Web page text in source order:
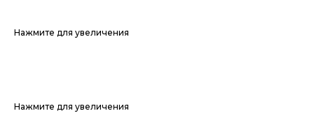
Нажмите для увеличения
Нажмите для увеличения